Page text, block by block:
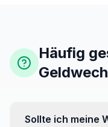
Häufig
Sollte ich meine